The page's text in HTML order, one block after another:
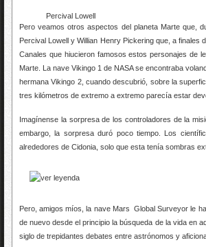
Percival Lowell
Pero veamos otros aspectos del planeta Marte que,
Percival Lowell y Willian Henry Pickering que, a
Canales que hiucieron famosos estos personajes de
Marte. La nave Vikingo 1 de NASA se encontraba
hermana Vikingo 2, cuando descubrió, sobre la
tres kilómetros de extremo a extremo parecía estar
Imagínense la sorpresa de los controladores de la
embargo, la sorpresa duró poco tiempo. Los
alrededores de Cidonia, solo que esta tenía sombras
Pero, amigos míos, la nave Mars Global Surveyor le
de nuevo desde el principio la búsqueda de la vida en
siglo de trepidantes debates entre astrónomos y